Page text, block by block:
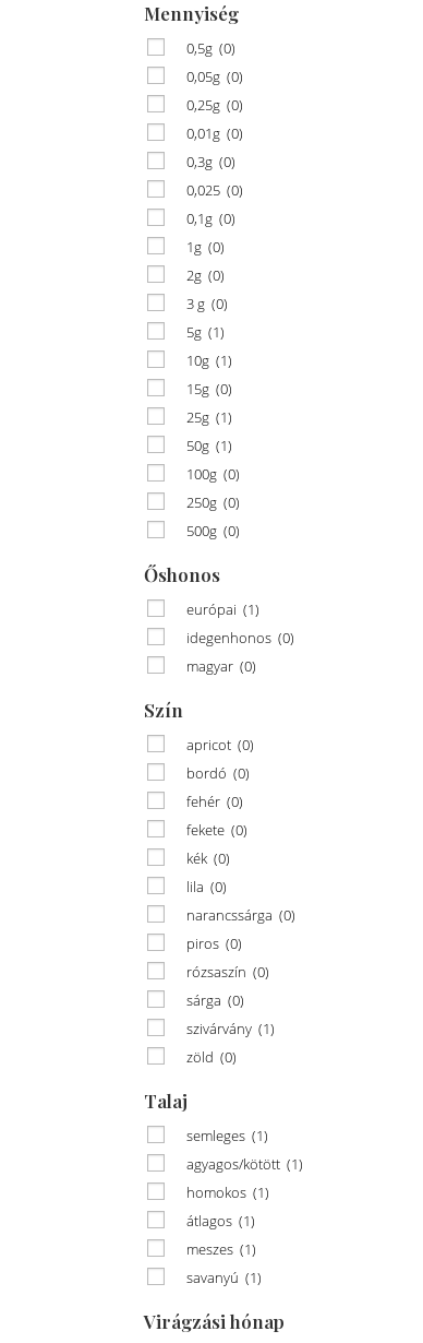
Mennyiség
0,5g (0)
0,05g (0)
0,25g (0)
0,01g (0)
0,3g (0)
0,025 (0)
0,1g (0)
1g (0)
2g (0)
3 g (0)
5g (1)
10g (1)
15g (0)
25g (1)
50g (1)
100g (0)
250g (0)
500g (0)
Őshonos
európai (1)
idegenhonos (0)
magyar (0)
Szín
apricot (0)
bordó (0)
fehér (0)
fekete (0)
kék (0)
lila (0)
narancssárga (0)
piros (0)
rózsaszín (0)
sárga (0)
szivárvány (1)
zöld (0)
Talaj
semleges (1)
agyagos/kötött (1)
homokos (1)
átlagos (1)
meszes (1)
savanyú (1)
Virágzási hónap